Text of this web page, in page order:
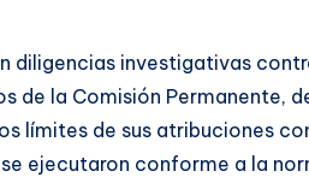
diligencias investigativas
de la Comisión Permanente,
límites de sus atribuciones
ejecutaron conforme a la